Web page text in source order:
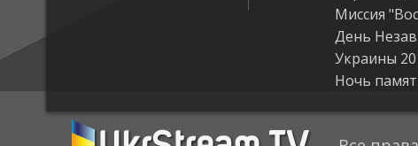
Миссия
День
Украины
Ночь